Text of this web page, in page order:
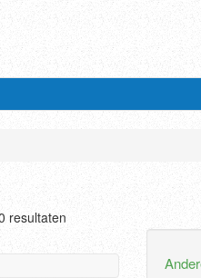
resultaten